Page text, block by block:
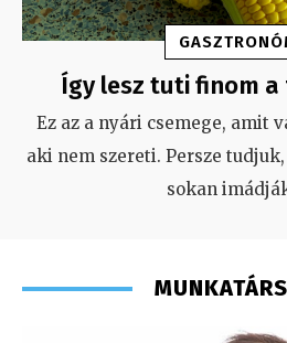
Így lesz tuti finom
Ez az a nyári csemege, amit
aki nem szereti. Persze
sokan